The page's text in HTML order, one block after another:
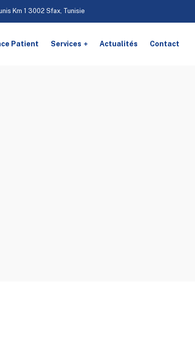
Km 1 3002 Sfax, Tunisie
Patient Services Actualités Contact